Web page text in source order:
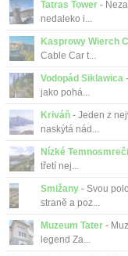
Tatras Tower -
nedaleko i...
Kasprowy Wierch
Cable Car t...
Vodopád Siklawica
jako pohá...
Kriváň - Jeden z
naskýtá nád...
Nízké
třetí nej...
Smižany - Svou
straně a poz...
Muzeum Tater -
legend Za...